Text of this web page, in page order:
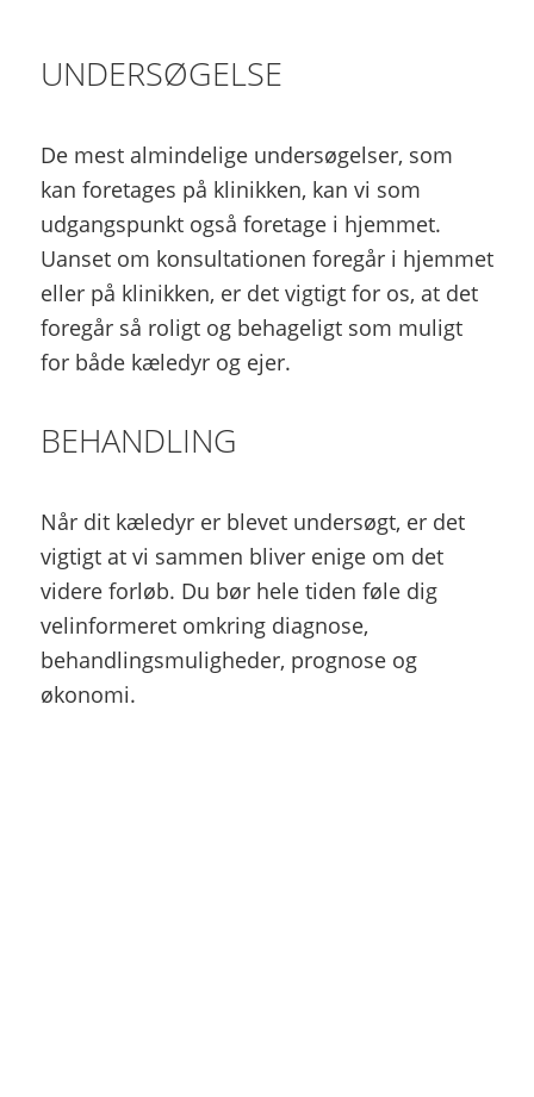
UNDERSØGELSE
De mest almindelige undersøgelser, som
kan foretages på klinikken, kan vi som
udgangspunkt også foretage i hjemmet.
Uanset om konsultationen foregår i hjemmet
eller på klinikken, er det vigtigt for os, at det
foregår så roligt og behageligt som muligt
for både kæledyr og ejer.
BEHANDLING
Når dit kæledyr er blevet undersøgt, er det
vigtigt at vi sammen bliver enige om det
videre forløb. Du bør hele tiden føle dig
velinformeret omkring diagnose,
behandlingsmuligheder, prognose og
økonomi.